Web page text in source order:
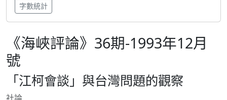
字數統計
《海峽評論》36期-1993年12月
號
「江柯會談」與台灣問題的觀察